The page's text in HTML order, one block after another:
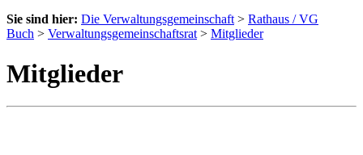
Sie sind hier: Die Verwaltungsgemeinschaft > Rathaus / VG
Buch > Verwaltungsgemeinschaftsrat > Mitglieder
Mitglieder